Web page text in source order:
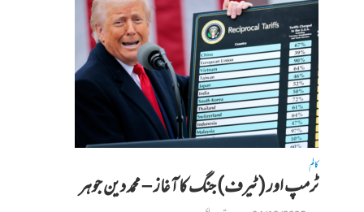
کالم
ٹرمپ اور (ٹیرف) جنگ کا آغاز – محمد دین جوہر